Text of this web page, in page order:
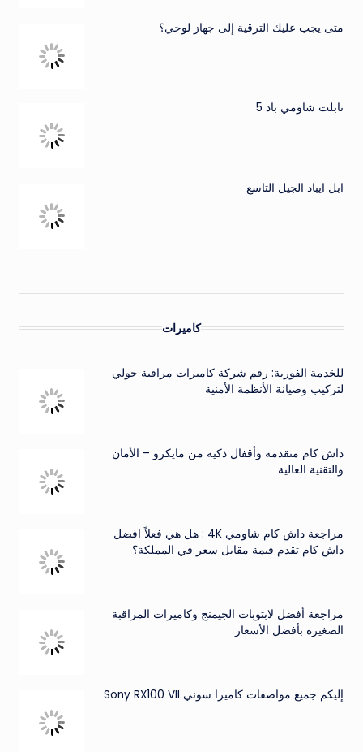
متى يجب عليك الترقية إلى جهاز لوحي؟
تابلت شاومي باد 5
ابل ايباد الجيل التاسع
كاميرات
للخدمة الفورية: رقم شركة كاميرات مراقبة حولي
لتركيب وصيانة الأنظمة الأمنية
داش كام متقدمة وأقفال ذكية من مايكرو – الأمان
والتقنية العالية
مراجعة داش كام شاومي 4K : هل هي فعلاً افضل
داش كام تقدم قيمة مقابل سعر في المملكة؟
مراجعة أفضل لابتوبات الجيمنج وكاميرات المراقبة
الصغيرة بأفضل الأسعار
إليكم جميع مواصفات كاميرا سوني Sony RX100 VII